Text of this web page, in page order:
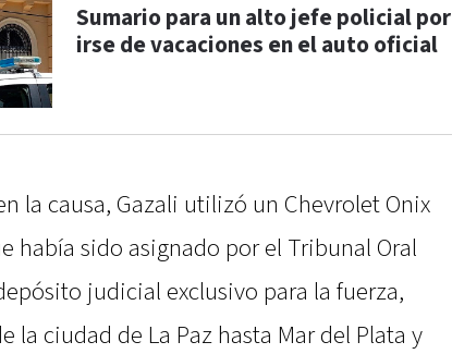
Sumario para un alto jefe policial por
irse de vacaciones en el auto oficial
la causa, Gazali utilizó un Chevrolet Onix
había sido asignado por el Tribunal Oral
judicial exclusivo para la fuerza,
la ciudad de La Paz hasta Mar del Plata y